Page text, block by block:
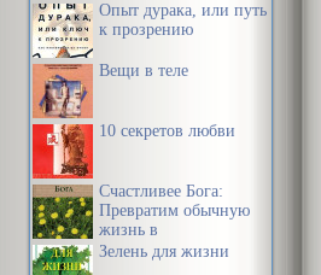
Опыт дурака, или путь
к прозрению
Вещи в теле
10 секретов любви
Счастливее Бога:
Превратим обычную
жизнь в
необыкновенное
Зелень для жизни